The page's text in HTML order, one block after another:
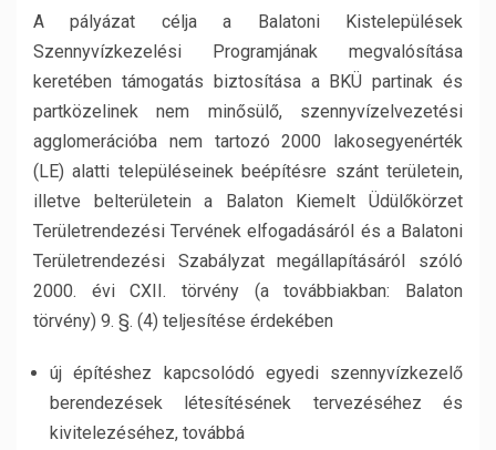
A pályázat célja a Balatoni Kistelepülések
Szennyvízkezelési Programjának megvalósítása
keretében támogatás biztosítása a BKÜ partinak és
partközelinek nem minősülő, szennyvízelvezetési
agglomerációba nem tartozó 2000 lakosegyenérték
(LE) alatti településeinek beépítésre szánt területein,
illetve belterületein a Balaton Kiemelt Üdülőkörzet
Területrendezési Tervének elfogadásáról és a Balatoni
Területrendezési Szabályzat megállapításáról szóló
2000. évi CXII. törvény (a továbbiakban: Balaton
törvény) 9. §. (4) teljesítése érdekében
új építéshez kapcsolódó egyedi szennyvízkezelő
berendezések létesítésének tervezéséhez és
kivitelezéséhez, továbbá